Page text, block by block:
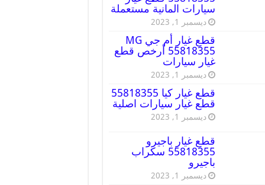
سيارات المانية مستعملة
ديسمبر 1, 2023
قطع غيار أم جي MG
55818355 أرخص قطع
غيار سيارات
ديسمبر 1, 2023
قطع غيار كيا 55818355
قطع غيار سيارات اصلية
ديسمبر 1, 2023
قطع غيار باجيرو
55818355 سكراب
باجيرو
ديسمبر 1, 2023